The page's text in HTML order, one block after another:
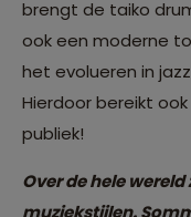
brengt de taiko
ook een moderne
het evolueren in
Hierdoor bereikt
publiek!
Over de hele
muziekstijlen.